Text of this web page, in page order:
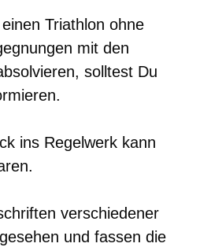
Triathlon ohne
mit den
solltest Du
ins Regelwerk kann
verschiedener
und fassen die